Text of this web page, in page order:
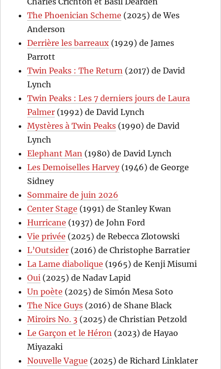
The Phoenician Scheme (2025) de Wes
Anderson
Derrière les barreaux (1929) de James
Parrott
Twin Peaks : The Return (2017) de David
Lynch
Twin Peaks : Les 7 derniers jours de Laura
Palmer (1992) de David Lynch
Mystères à Twin Peaks (1990) de David
Lynch
Elephant Man (1980) de David Lynch
Les Demoiselles Harvey(1946) de George
Sidney
Sommaire de juin 2026
Center Stage (1991) de Stanley Kwan
Hurricane (1937) de John Ford
Vie privée (2025) de Rebecca Zlotowski
L’Outsider (2016) de Christophe Barratier
La Lame diabolique (1965) de Kenji Misumi
Oui (2025) de Nadav Lapid
Un poète (2025) de Simón Mesa Soto
The Nice Guys (2016) de Shane Black
Miroirs No. 3 (2025) de Christian Petzold
Le Garçon et le Héron (2023) de Hayao
Miyazaki
Nouvelle Vague (2025) de Richard Linklater